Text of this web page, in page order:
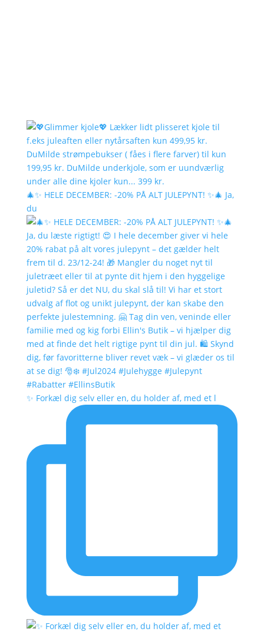
🎄✨ HELE DECEMBER: -20% PÅ ALT JULEPYNT! ✨🎄 Ja,
du
✨ Forkæl dig selv eller en, du holder af, med et l